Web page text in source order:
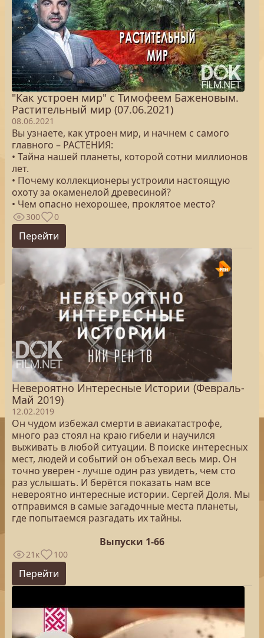
"Как устроен мир" с Тимофеем Баженовым.
Растительный мир (07.06.2021)
08.06.2021
Вы узнаете, как утроен мир, и начнем с самого
главного – РАСТЕНИЯ:
• Тайна нашей планеты, которой сотни миллионов
лет.
• Почему коллекционеры устроили настоящую
охоту за окаменелой древесиной?
• Чем опасно нехорошее, проклятое место?
300 0
Перейти
Невероятно Интересные Истории (Февраль-
Май 2019)
12.02.2019
Он чудом избежал смерти в авиакатастрофе,
много раз стоял на краю гибели и научился
выживать в любой ситуации. В поиске интересных
мест, людей и событий он объехал весь мир. Он
точно уверен - лучше один раз увидеть, чем сто
раз услышать. И берётся показать нам все
невероятно интересные истории. Сергей Доля. Мы
отправимся в самые загадочные места планеты,
где попытаемся разгадать их тайны.
Выпуски 1-66
21к 100
Перейти